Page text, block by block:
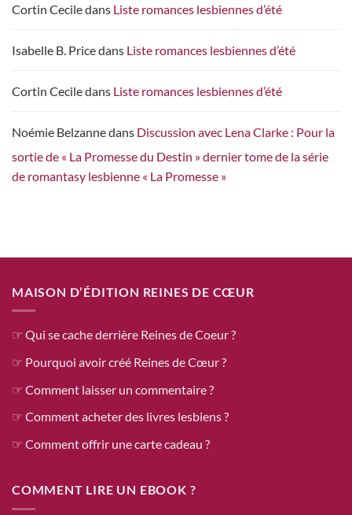
Cortin Ceciledans Liste romances lesbiennes d’été
Isabelle B. Pricedans Liste romances lesbiennes d’été
Cortin Ceciledans Liste romances lesbiennes d’été
Noémie Belzannedans Discussion avec Lena Clarke : Pour la
sortie de « La Promesse du Destin » dernier tome de la série
de romantasy lesbienne « La Promesse »
MAISON D’ÉDITION REINES DE CŒUR
☞ Qui se cache derrière Reines de Coeur ?
☞ Pourquoi avoir créé Reines de Cœur ?
☞ Comment laisser un commentaire ?
☞ Comment acheter des livres lesbiens ?
☞ Comment offrir une carte cadeau ?
COMMENT LIRE UN EBOOK ?